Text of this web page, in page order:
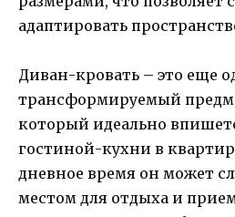
адаптировать
Диван-кровать – это еще
трансформируемый
который идеально
гостиной-кухни в
дневное время он может
местом для отдыха и